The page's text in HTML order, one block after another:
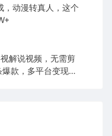
，动漫转真人，这个
解说视频，无需剪
款，多平台变现日